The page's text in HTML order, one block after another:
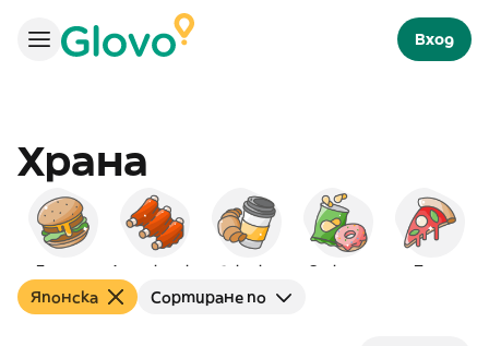
Вход
Храна
Бургери Американска Закуска Снаксове Пица
Японска Сортиране по